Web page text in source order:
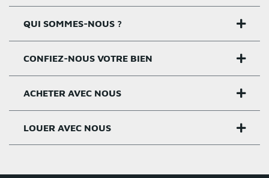
QUI SOMMES-NOUS ?
Nos agences
Notre histoire
Nos valeurs
CONFIEZ-NOUS VOTRE BIEN
Estimer un bien
Critères estimation
ACHETER AVEC NOUS
Acheter sur Rennes
LOUER AVEC NOUS